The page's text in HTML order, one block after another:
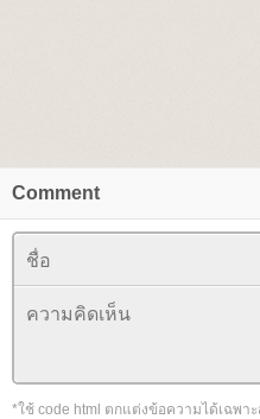
Comment
*ใช้ code html ตกแต่งข้อความได้เฉพา